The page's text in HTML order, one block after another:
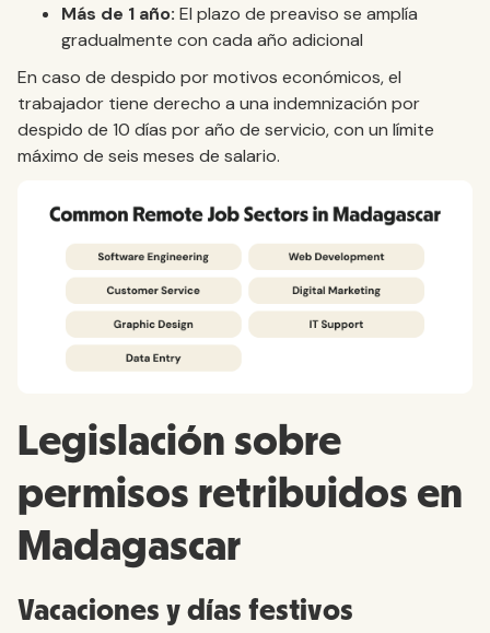
Más de 1 año: El plazo de preaviso se amplía
gradualmente con cada año adicional
En caso de despido por motivos económicos, el
trabajador tiene derecho a una indemnización por
despido de 10 días por año de servicio, con un límite
máximo de seis meses de salario.
Legislación sobre
permisos retribuidos en
Madagascar
Vacaciones y días festivos